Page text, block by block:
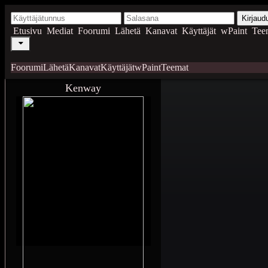
Etusivu Mediat Foorumi Lähetä Kanavat Käyttäjät wPaint
FoorumiLähetäKanavatKäyttäjätwPaintTeemat
Kenway